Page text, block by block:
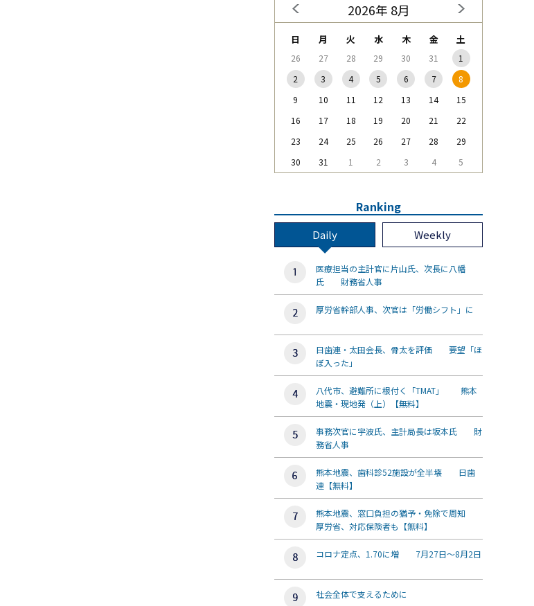
2026年 8月
日 月 火 水 木 金 土
26 27 28 29 30 31
1
2
3 4 5 6 7
8
9
10 11 12 13 14
15
16
17 18 19 20 21
22
23
24 25 26 27 28
29
30
31 1 2 3 4 5
Ranking
Daily Weekly
医療担当の主計官に片山氏、次長に八幡
氏 財務省人事
厚労省幹部人事、次官は「労働シフト」に
日歯連・太田会長、骨太を評価 要望「ほ
ぼ入った」
八代市、避難所に根付く「TMAT」 熊本
地震・現地発（上）【無料】
事務次官に宇波氏、主計局長は坂本氏 財
務省人事
熊本地震、歯科診52施設が全半壊 日歯
連【無料】
熊本地震、窓口負担の猶予・免除で周知
厚労省、対応保険者も【無料】
コロナ定点、1.70に増 7月27日～8月2日
社会全体で支えるために